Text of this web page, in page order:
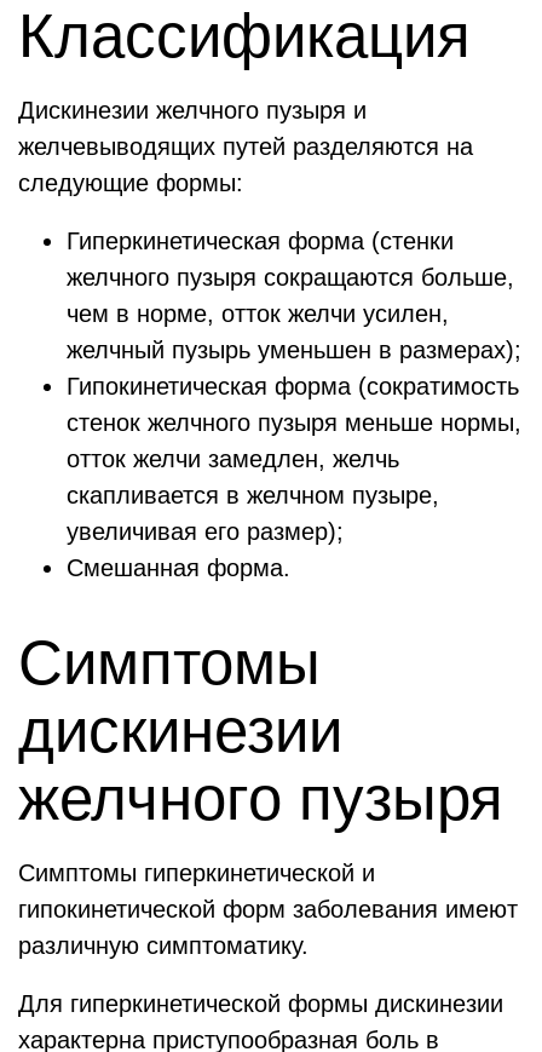
Классификация
Дискинезии желчного пузыря и
желчевыводящих путей разделяются на
следующие формы:
Гиперкинетическая форма (стенки
желчного пузыря сокращаются больше,
чем в норме, отток желчи усилен,
желчный пузырь уменьшен в размерах);
Гипокинетическая форма (сократимость
стенок желчного пузыря меньше нормы,
отток желчи замедлен, желчь
скапливается в желчном пузыре,
увеличивая его размер);
Смешанная форма.
Симптомы
дискинезии
желчного пузыря
Симптомы гиперкинетической и
гипокинетической форм заболевания имеют
различную симптоматику.
Для гиперкинетической формы дискинезии
характерна приступообразная боль в